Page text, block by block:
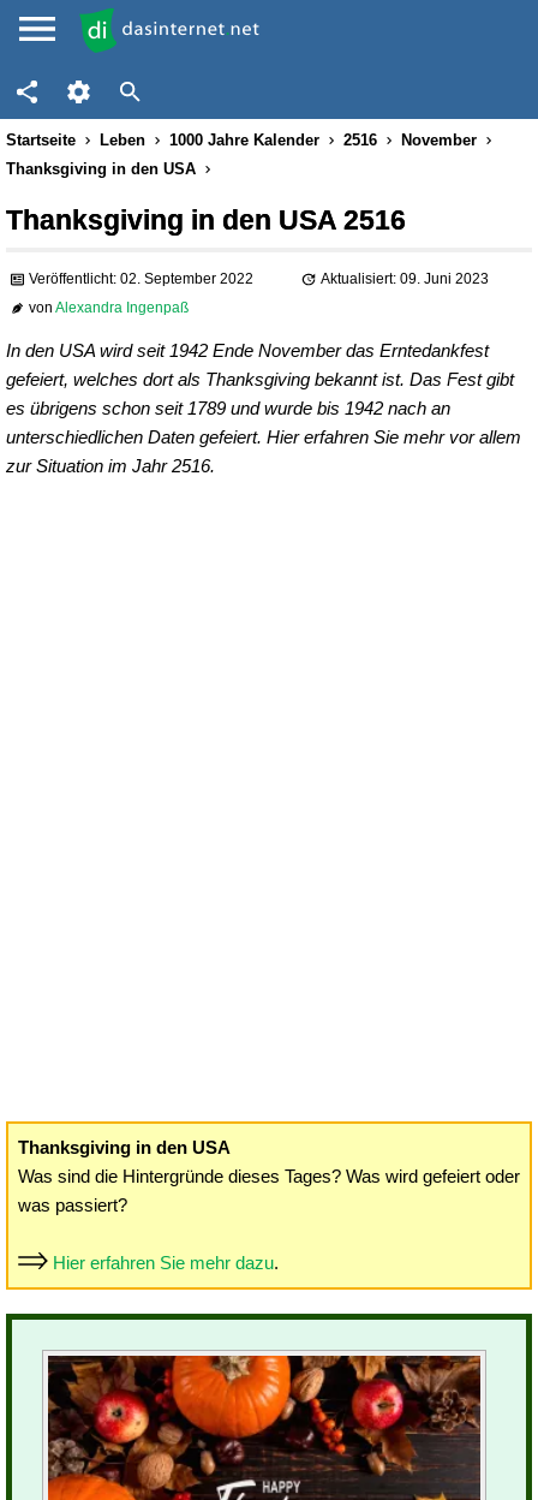
Startseite Leben 1000 Jahre Kalender 2516
November
Thanksgiving in den USA
Thanksgiving in den USA 2516
Veröffentlicht: 02. September 2022
Aktualisiert: 09. Juni 2023
vonAlexandra Ingenpaß
In den USA wird seit 1942 Ende November das Erntedankfest
gefeiert, welches dort als Thanksgiving bekannt ist. Das Fest gibt
es übrigens schon seit 1789 und wurde bis 1942 nach an
unterschiedlichen Daten gefeiert. Hier erfahren Sie mehr vor allem
zur Situation im Jahr 2516.
Thanksgiving in den USA
Was sind die Hintergründe dieses Tages? Was wird gefeiert oder
was passiert?
Hier erfahren Sie mehr dazu.